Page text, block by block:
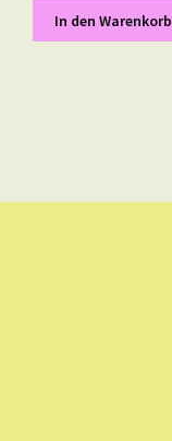
In den Warenkorb